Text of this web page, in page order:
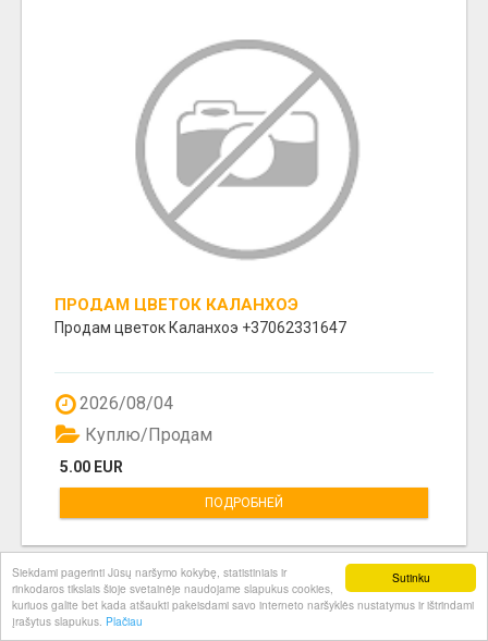
Sutinku
Siekdami pagerinti Jūsų naršymo kokybę, statistiniais ir
rinkodaros tikslais šioje svetainėje naudojame slapukus cookies,
kuriuos galite bet kada atšaukti pakeisdami savo interneto naršyklės nustatymus ir ištrindami
įrašytus slapukus. Plačiau
ПРОДАМ ЦВЕТОК КАЛАНХОЭ
Продам цветок Каланхоэ +37062331647
2026/08/04
5.00 EUR
Куплю/Продам
ПОДРОБНЕЙ